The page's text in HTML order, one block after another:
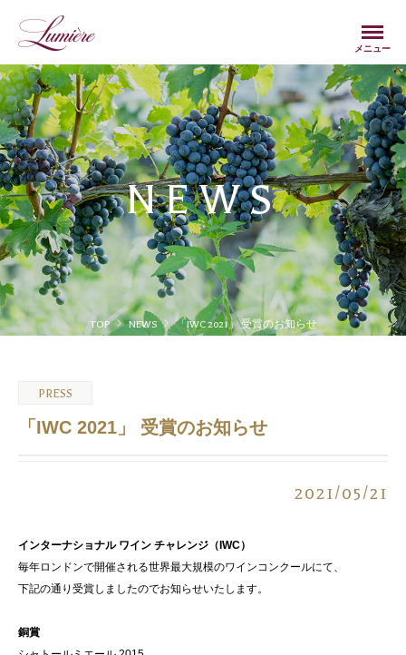
メニュー
NEWS
TOP NEWS 「IWC 2021」 受賞のお知らせ
PRESS
「IWC 2021」 受賞のお知らせ
2021/05/21
インターナショナル ワイン チャレンジ（IWC）
毎年ロンドンで開催される世界最大規模のワインコンクールにて、
下記の通り受賞しましたのでお知らせいたします。
銅賞